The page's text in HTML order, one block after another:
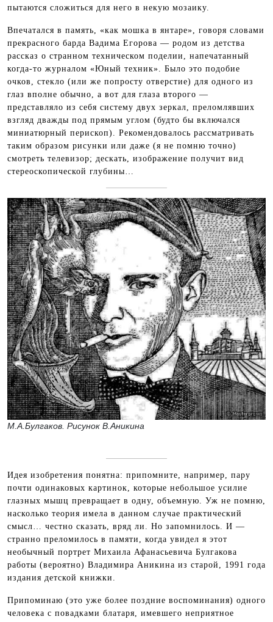
пытаются сложиться для него в некую мозаику.
Впечатался в память, «как мошка в янтаре», говоря словами
прекрасного барда Вадима Егорова — родом из детства
рассказ о странном техническом поделии, напечатанный
когда-то журналом «Юный техник». Было это подобие
очков, стекло (или же попросту отверстие) для одного из
глаз вполне обычно, а вот для глаза второго —
представляло из себя систему двух зеркал, преломлявших
взгляд дважды под прямым углом (будто бы включался
миниатюрный перископ). Рекомендовалось рассматривать
таким образом рисунки или даже (я не помню точно)
смотреть телевизор; дескать, изображение получит вид
стереоскопической глубины…
М.А.Булгаков. Рисунок В.Аникина
Идея изобретения понятна: припомните, например, пару
почти одинаковых картинок, которые небольшое усилие
глазных мышц превращает в одну, объемную. Уж не помню,
насколько теория имела в данном случае практический
смысл… честно сказать, вряд ли. Но запомнилось. И —
странно преломилось в памяти, когда увидел я этот
необычный портрет Михаила Афанасьевича Булгакова
работы (вероятно) Владимира Аникина из старой, 1991 года
издания детской книжки.
Припоминаю (это уже более поздние воспоминания) одного
человека с повадками блатаря, имевшего неприятное